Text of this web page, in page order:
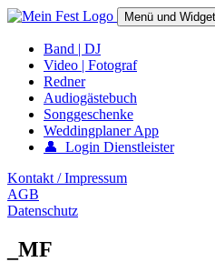
Springe
Inhalt
mein-fest.at – Band / Fotograf für
Menü und
Band | DJ
Video | Fotograf
Redner
Audiogästebuch
Songgeschenke
Weddingplaner App
👤 Login Dienstleister
Kontakt / Impressum
AGB
Datenschutz
_MF